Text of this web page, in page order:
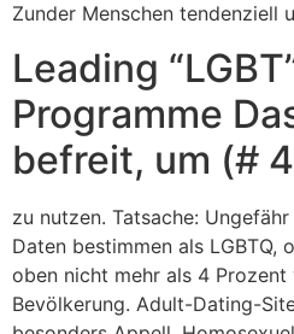
Zunder Menschen tendenziell
Leading
Programme
befreit, um (#
zu nutzen. Tatsache:
Daten bestimmen als LGBTQ,
oben nicht mehr als 4 Prozent
Bevölkerung. Adult-Dating-